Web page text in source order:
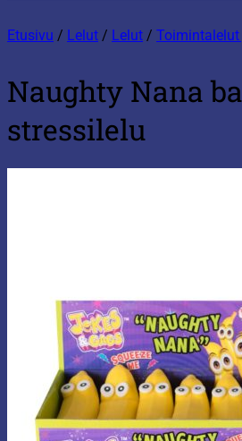
Etusivu / Lelut / Lelut /
Naughty Nana
stressilelu